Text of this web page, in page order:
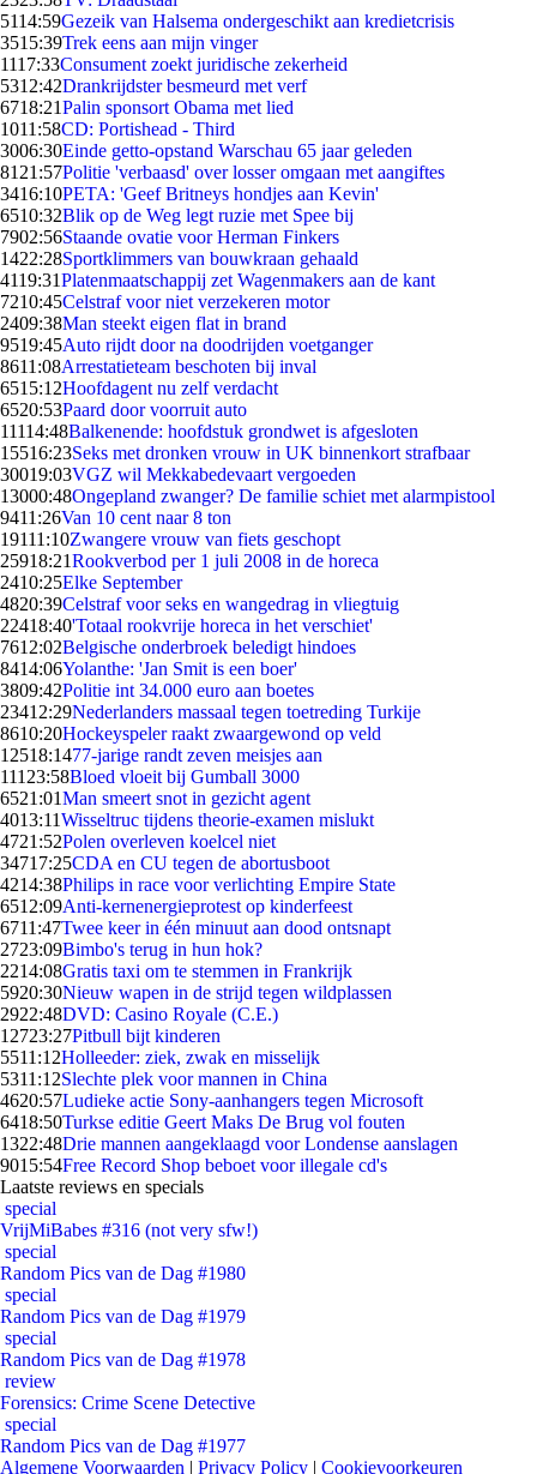
5114:59Gezeik van Halsema ondergeschikt aan kredietcrisis
3515:39Trek eens aan mijn vinger
1117:33Consument zoekt juridische zekerheid
5312:42Drankrijdster besmeurd met verf
6718:21Palin sponsort Obama met lied
1011:58CD: Portishead - Third
3006:30Einde getto-opstand Warschau 65 jaar geleden
81 21:57Politie 'verbaasd' over losser omgaan met aangiftes
3416:10PETA: 'Geef Britneys hondjes aan Kevin'
6510:32Blik op de Weg legt ruzie met Spee bij
7902:56Staande ovatie voor Herman Finkers
1422:28Sportklimmers van bouwkraan gehaald
4119:31Platenmaatschappij zet Wagenmakers aan de kant
7210:45Celstraf voor niet verzekeren motor
2409:38Man steekt eigen flat in brand
9519:45Auto rijdt door na doodrijden voetganger
8611:08Arrestatieteam beschoten bij inval
6515:12Hoofdagent nu zelf verdacht
6520:53Paard door voorruit auto
11114:48Balkenende: hoofdstuk grondwet is afgesloten
15516:23Seks met dronken vrouw in UK binnenkort strafbaar
30019:03VGZ wil Mekkabedevaart vergoeden
13000:48Ongepland zwanger? De familie schiet met alarmpistool
9411:26Van 10 cent naar 8 ton
19111:10Zwangere vrouw van fiets geschopt
25918:21Rookverbod per 1 juli 2008 in de horeca
2410:25Elke September
4820:39Celstraf voor seks en wangedrag in vliegtuig
22418:40'Totaal rookvrije horeca in het verschiet'
7612:02Belgische onderbroek beledigt hindoes
8414:06Yolanthe: 'Jan Smit is een boer'
3809:42Politie int 34.000 euro aan boetes
23412:29Nederlanders massaal tegen toetreding Turkije
8610:20Hockeyspeler raakt zwaargewond op veld
12518:1477-jarige randt zeven meisjes aan
111 23:58Bloed vloeit bij Gumball 3000
6521:01Man smeert snot in gezicht agent
4013:11Wisseltruc tijdens theorie-examen mislukt
4721:52Polen overleven koelcel niet
34717:25CDA en CU tegen de abortusboot
4214:38Philips in race voor verlichting Empire State
6512:09Anti-kernenergieprotest op kinderfeest
6711:47Twee keer in één minuut aan dood ontsnapt
2723:09Bimbo's terug in hun hok?
2214:08Gratis taxi om te stemmen in Frankrijk
5920:30Nieuw wapen in de strijd tegen wildplassen
2922:48DVD: Casino Royale (C.E.)
12723:27Pitbull bijt kinderen
5511:12Holleeder: ziek, zwak en misselijk
5311:12Slechte plek voor mannen in China
4620:57Ludieke actie Sony-aanhangers tegen Microsoft
6418:50Turkse editie Geert Maks De Brug vol fouten
1322:48Drie mannen aangeklaagd voor Londense aanslagen
9015:54Free Record Shop beboet voor illegale cd's
Laatste reviews en specials
special
VrijMiBabes #316 (not very sfw!)
special
Random Pics van de Dag #1980
special
Random Pics van de Dag #1979
special
Random Pics van de Dag #1978
review
Forensics: Crime Scene Detective
special
Random Pics van de Dag #1977
Algemene Voorwaarden | Privacy Policy | Cookievoorkeuren